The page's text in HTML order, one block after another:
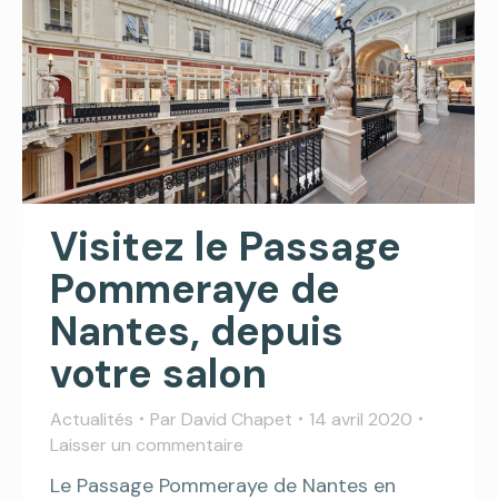
Visitez le Passage
Pommeraye de
Nantes, depuis
votre salon
Actualités Par David Chapet
14 avril 2020
Laisser un commentaire
Le Passage Pommeraye de Nantes en